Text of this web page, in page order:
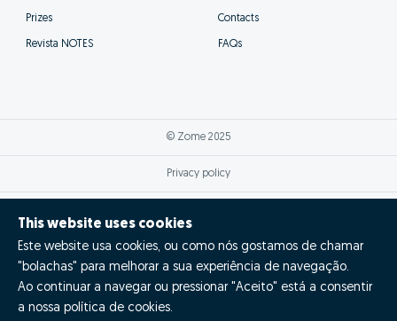
Prizes
Revista NOTES
Contacts
FAQs
© Zome 2025
Privacy policy
Alternative dispute resolution
Complaint book
This website uses cookies
Este website usa cookies, ou como nós gostamos de chamar
"bolachas" para melhorar a sua experiência de navegação.
Ao continuar a navegar ou pressionar "Aceito" está a consentir
a nossa política de cookies.